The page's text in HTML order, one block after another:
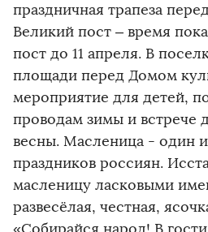
праздничная трапеза
Великий пост – время
пост до 11 апреля. В
площади перед Домом
мероприятие для детей,
проводам зимы и встрече
весны. Масленица - один
праздников россиян.
масленицу ласковыми
развесёлая, честная,